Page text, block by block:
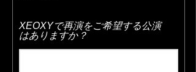
XEOXYで再演をご希望する公演
はありますか？